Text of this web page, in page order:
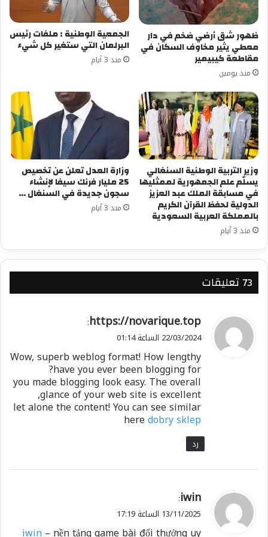
فترة اعتبرتها الجماعة الاقتصادية لدول غرب أفريقيا
غير معقولة.
ودعت المجموعة الاقتصادية لدول غرب أفريقيا غينيا
إلى قبول “فترة انتقالية معقولة” في غضون شهر
تحت طائلة عقوبات أشد.
شارك هذا الموضوع:
فيس بوك X
معجب بهذه:
ظهور شق أرضي ضخم في دار
معطي يثير مخاوف السكان في
مقاطعة كيبيمير
منذ يومين
الجمعية الوطنية : ملفات رئيس
البرلمان التي ستغير كل شيء
منذ 3 أيام
وزير التربية الوطنية السنغالي
يسلّم علم الجمهورية لممثليها
في مسابقة الملك عبد العزيز
الدولية لحفظ القرآن الكريم
بالمملكة العربية السعودية
منذ 3 أيام
وزارة العدل تعلن عن تخصيص
25 مليار فرنك سيفا لإنشاء
سجون جديدة في السنغال …
منذ 3 أيام
‫73 تعليقات
ي
ق
ل
https://novarique.top
:
22/03/2024 الساعة 01:14
Wow, superb weblog format! How lengthy
have you ever been blogging for?
you made blogging look easy. The overall
glance of your web site is excellent,
let alone the content! You can see similar
heredobry sklep
رد
ي
ق
iwin
:
13/11/2025 الساعة 17:19
iwin– nền tảng game bài đổi thưởng uy